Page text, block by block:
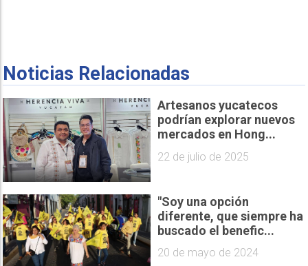
Noticias Relacionadas
Artesanos yucatecos
podrían explorar nuevos
mercados en Hong...
22 de julio de 2025
"Soy una opción
diferente, que siempre ha
buscado el benefic...
20 de mayo de 2024